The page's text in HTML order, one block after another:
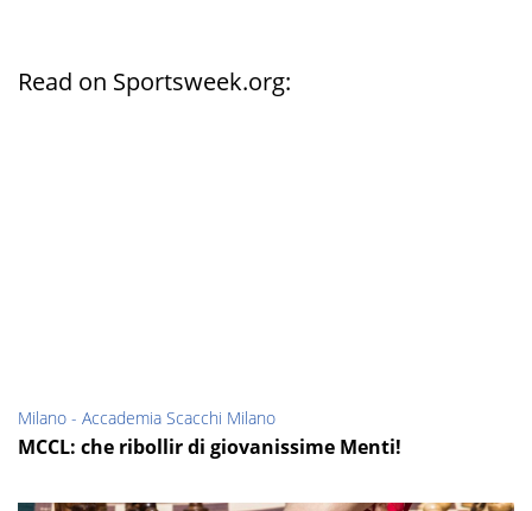
Read on Sportsweek.org:
Milano - Accademia Scacchi Milano
MCCL: che ribollir di giovanissime Menti!